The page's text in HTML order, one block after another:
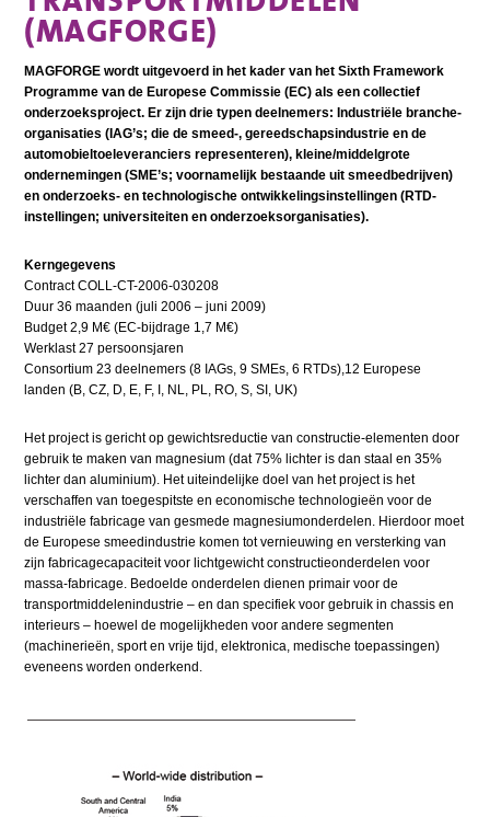
(MAGFORGE)
MAGFORGE wordt uitgevoerd in het kader van het Sixth Framework
Programme van de Europese Commissie (EC) als een collectief
onderzoeksproject. Er zijn drie typen deelnemers: Industriële branche-
organisaties (IAG’s; die de smeed-, gereedschapsindustrie en de
automobieltoeleveranciers representeren), kleine/middelgrote
ondernemingen (SME’s; voornamelijk bestaande uit smeedbedrijven)
en onderzoeks- en technologische ontwikkelingsinstellingen (RTD-
instellingen; universiteiten en onderzoeksorganisaties).
Kerngegevens
Contract COLL-CT-2006-030208
Duur 36 maanden (juli 2006 – juni 2009)
Budget 2,9 M€ (EC-bijdrage 1,7 M€)
Werklast 27 persoonsjaren
Consortium 23 deelnemers (8 IAGs, 9 SMEs, 6 RTDs),12 Europese
landen (B, CZ, D, E, F, I, NL, PL, RO, S, SI, UK)
Het project is gericht op gewichtsreductie van constructie-elementen door
gebruik te maken van magnesium (dat 75% lichter is dan staal en 35%
lichter dan aluminium). Het uiteindelijke doel van het project is het
verschaffen van toegespitste en economische technologieën voor de
industriële fabricage van gesmede magnesiumonderdelen. Hierdoor moet
de Europese smeedindustrie komen tot vernieuwing en versterking van
zijn fabricagecapaciteit voor lichtgewicht constructieonderdelen voor
massa-fabricage. Bedoelde onderdelen dienen primair voor de
transportmiddelenindustrie – en dan specifiek voor gebruik in chassis en
interieurs – hoewel de mogelijkheden voor andere segmenten
(machinerieën, sport en vrije tijd, elektronica, medische toepassingen)
eveneens worden onderkend.